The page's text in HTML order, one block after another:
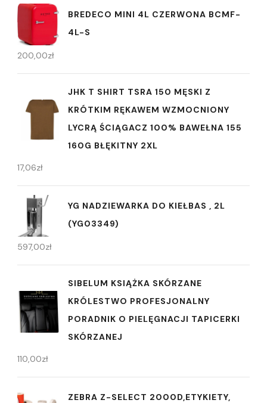
BREDECO MINI 4L CZERWONA BCMF-
4L-S
200,00zł
JHK T SHIRT TSRA 150 MĘSKI Z
KRÓTKIM RĘKAWEM WZMOCNIONY
LYCRĄ ŚCIĄGACZ 100% BAWEŁNA 155
160G BŁĘKITNY 2XL
17,06zł
YG NADZIEWARKA DO KIEŁBAS , 2L
(YG03349)
597,00zł
SIBELUM KSIĄŻKA SKÓRZANE
KRÓLESTWO PROFESJONALNY
PORADNIK O PIELĘGNACJI TAPICERKI
SKÓRZANEJ
110,00zł
ZEBRA Z-SELECT 2000D,ETYKIETY,